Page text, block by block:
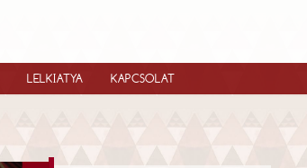
LELKIATYA KAPCSOLAT